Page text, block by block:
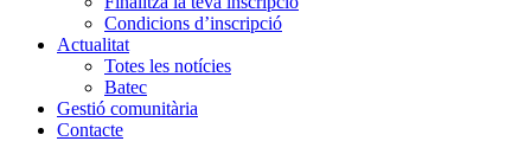
Condicions d’inscripció
Actualitat
Totes les notícies
Batec
Gestió comunitària
Contacte